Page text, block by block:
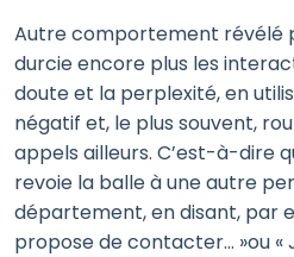
Autre comportement révélé
durcie encore plus les
doute et la perplexité, en
négatif et, le plus souvent,
appels ailleurs. C’est-à-dire
revoie la balle à une autre
département, en disant, par
propose de contacter… »ou «